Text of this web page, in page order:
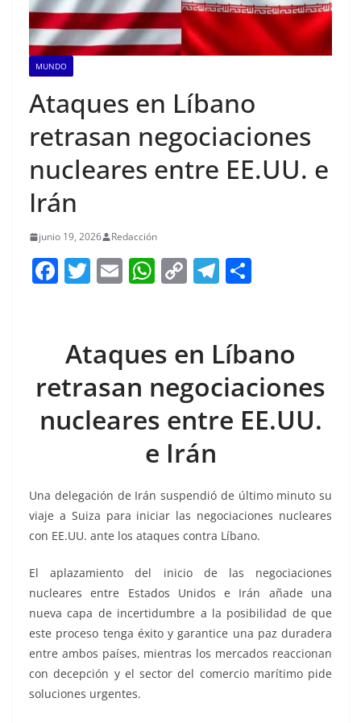
MUNDO
Ataques en Líbano
retrasan negociaciones
nucleares entre EE.UU. e
Irán
junio 19, 2026 Redacción
F
e
b
o
o
T
er
E
l
W
s
A
p
p
C
y
Li
n
k
T
gr
a
m
e
Ataques en Líbano
retrasan negociaciones
nucleares entre EE.UU.
e Irán
Una delegación de Irán suspendió de último minuto su
viaje a Suiza para iniciar las negociaciones nucleares
con EE.UU. ante los ataques contra Líbano.
El aplazamiento del inicio de las negociaciones
nucleares entre Estados Unidos e Irán añade una
nueva capa de incertidumbre a la posibilidad de que
este proceso tenga éxito y garantice una paz duradera
entre ambos países, mientras los mercados reaccionan
con decepción y el sector del comercio marítimo pide
soluciones urgentes.